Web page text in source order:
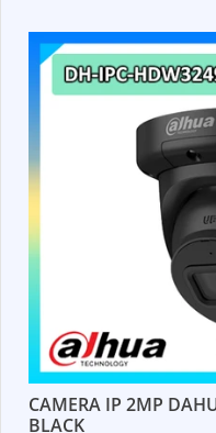
CAMERA IP 2MP
BLACK